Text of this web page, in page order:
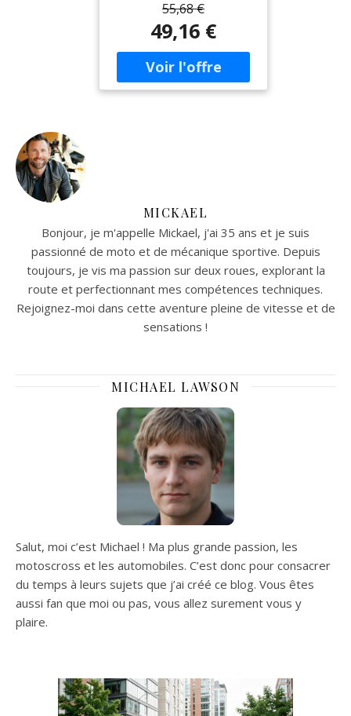
mécanisme de réglage
rapide et intuitif de la
molette. Ses mâchoires
placées parallèlement à
15° permettent un
de suspension intégré
permet une fixation
sécurisée avec une lanière
et un rangement facile.
Caractéristiques
techniques : Mors fins et
ouverture extra large
Graduation métrique et
15°
55,68 €
49,16 €
MICKAEL
Bonjour, je m'appelle Mickael, j'ai 35 ans et je suis
passionné de moto et de mécanique sportive. Depuis
toujours, je vis ma passion sur deux roues, explorant la
route et perfectionnant mes compétences techniques.
Rejoignez-moi dans cette aventure pleine de vitesse et de
sensations !
MICHAEL LAWSON
Salut, moi c’est Michael ! Ma plus grande passion, les
motoscross et les automobiles. C’est donc pour consacrer
du temps à leurs sujets que j’ai créé ce blog. Vous êtes
aussi fan que moi ou pas, vous allez surement vous y
plaire.